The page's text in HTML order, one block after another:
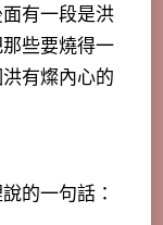
有一段是洪
些要燒得一
有燦內心的
的一句話：